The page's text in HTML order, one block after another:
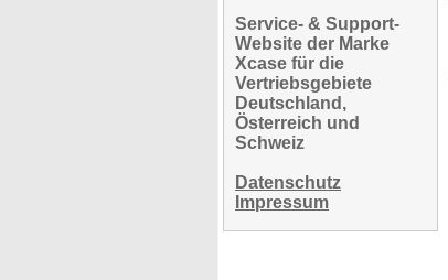
Service- & Support-
Website der Marke
Xcase für die
Vertriebsgebiete
Deutschland,
Österreich und
Schweiz
Datenschutz
Impressum